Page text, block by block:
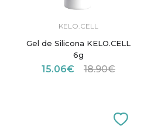
KELO.CELL
Gel de Silicona KELO.CELL
6g
15.06€ 18.90€